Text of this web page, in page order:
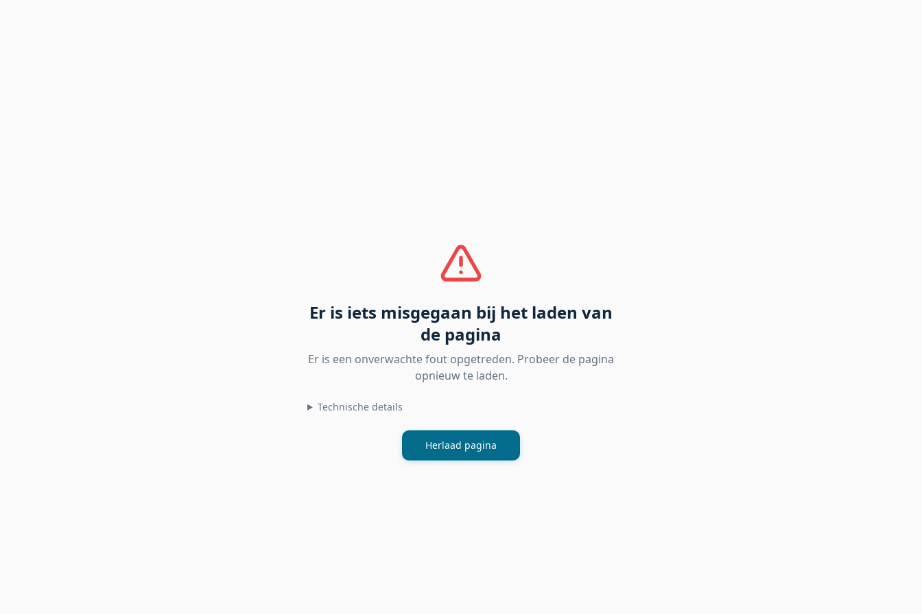
Er is iets misgegaan bij het laden van
de pagina
Er is een onverwachte fout opgetreden. Probeer de pagina
opnieuw te laden.
Technische details
Herlaad pagina